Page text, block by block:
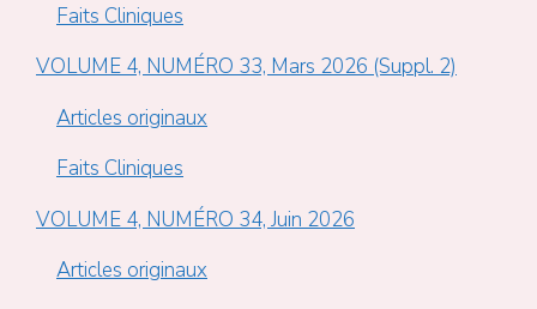
Faits Cliniques
VOLUME 4, NUMÉRO 33, Mars 2026 (Suppl. 2)
Articles originaux
Faits Cliniques
VOLUME 4, NUMÉRO 34, Juin 2026
Articles originaux